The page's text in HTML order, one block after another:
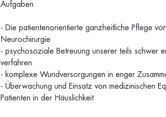
Aufgaben
- Die patientenorientierte ganzheitliche Pflege
Neurochirurgie
- psycho­soziale Betreuung unserer teils schwer
verfahren
- komplexe Wundversorgungen in enger
- Überwachung und Einsatz von medizinischen
Patienten in der Häuslichkeit